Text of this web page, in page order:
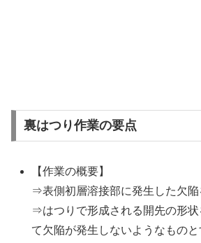
裏はつり作業の要点
【作業の概要】
⇒表側初層溶接部に発生した欠陥
⇒はつりで形成される開先の形
て欠陥が発生しないようなもの